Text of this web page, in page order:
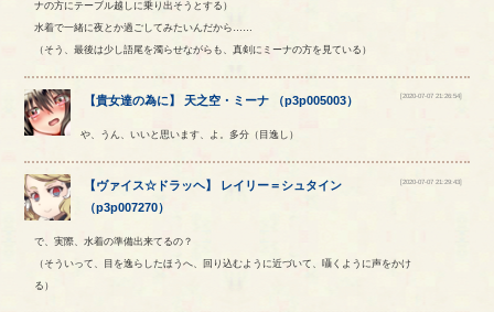
ナの方にテーブル越しに乗り出そうとする）
水着で一緒に夜とか過ごしてみたいんだから……
（そう、最後は少し語尾を濁らせながらも、真剣にミーナの方を見ている）
【貴女達の為に】 天之空 ・ ミーナ （p3p005003） [2020-07-07 21:26:54]
や、うん、いいと思います、よ。多分（目逸し）
【ヴァイス☆ドラッヘ】 レイリー＝ シュタイン
（p3p007270）
[2020-07-07 21:29:43]
で、実際、水着の準備出来てるの？
（そういって、目を逸らしたほうへ、回り込むように近づいて、囁くように声をかけ
る）